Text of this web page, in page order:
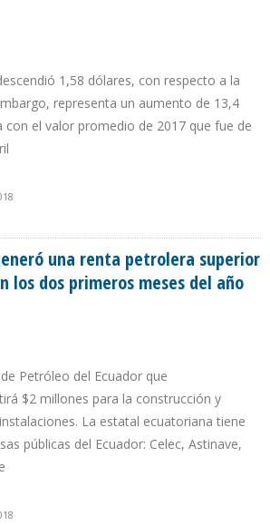
1,58 dólares, con respecto a la
representa un aumento de 13,4
con el valor promedio de 2017 que fue de
una renta petrolera superior
los dos primeros meses del año
Petróleo del Ecuador que
$2 millones para la construcción y
La estatal ecuatoriana tiene
públicas del Ecuador: Celec, Astinave,